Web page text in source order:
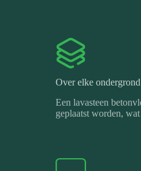
Over elke ondergrond
Een lavasteen
geplaatst worden,